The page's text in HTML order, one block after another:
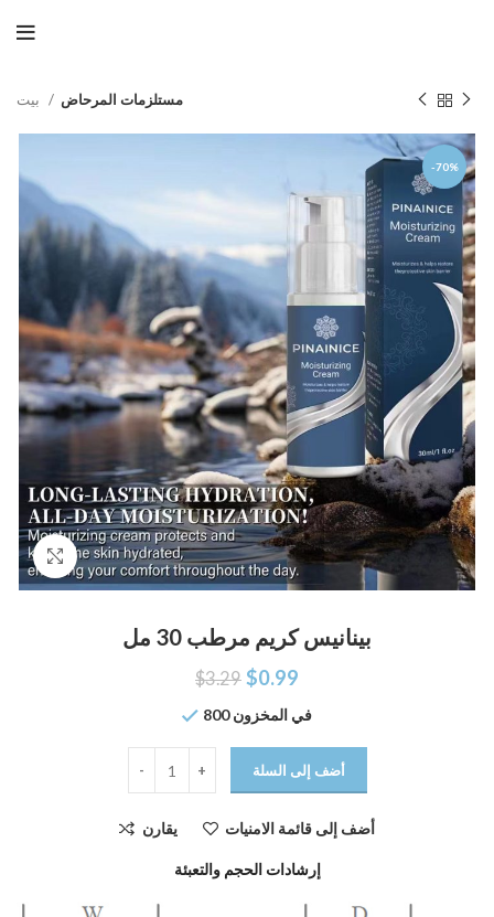
مستلزمات المرحاض
-70%
اضغط للتكبير
بينانيس كريم مرطب 30 مل
$3.29 $0.99
800 في المخزون
أضف إلى السلة
يقارن أضف إلى قائمة الامنيات
إرشادات الحجم والتعبئة